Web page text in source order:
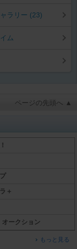
ラリー (23)
ム
ページの先頭へ ▲
＋
オークション
もっと見る